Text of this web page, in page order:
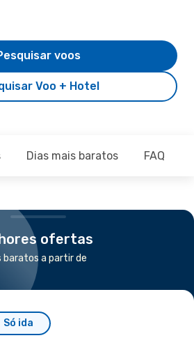
Voo + Hotel
voos
Dias mais baratos FAQ
ofertas
baratos a partir de
Só ida